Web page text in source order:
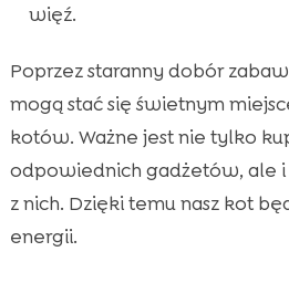
więź.
Poprzez staranny dobór
mogą stać się świetnym
kotów. Ważne jest nie tylko
odpowiednich gadżetów, ale
z nich. Dzięki temu nasz kot
energii.